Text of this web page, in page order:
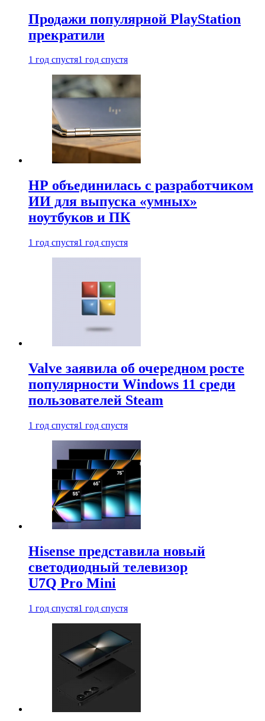
Продажи популярной PlayStation
прекратили
1 год спустя1 год спустя
HP объединилась с разработчиком
ИИ для выпуска «умных»
ноутбуков и ПК
1 год спустя1 год спустя
Valve заявила об очередном росте
популярности Windows 11 среди
пользователей Steam
1 год спустя1 год спустя
Hisense представила новый
светодиодный телевизор
U7Q Pro Mini
1 год спустя1 год спустя